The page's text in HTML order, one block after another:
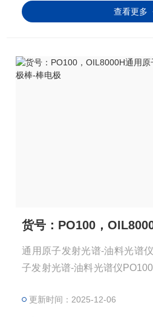
查看更多
通用原子发射光谱-油料光谱仪电
子发射光谱-油料光谱仪PO100
棒 品牌：通用 原产地：美国
更新时间：2025-12-06